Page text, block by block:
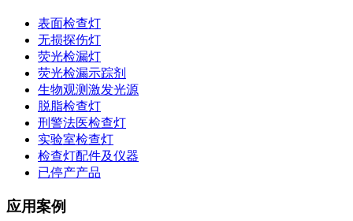
表面检查灯
无损探伤灯
荧光检漏灯
荧光检漏示踪剂
生物观测激发光源
脱脂检查灯
刑警法医检查灯
实验室检查灯
检查灯配件及仪器
已停产产品
应用案例